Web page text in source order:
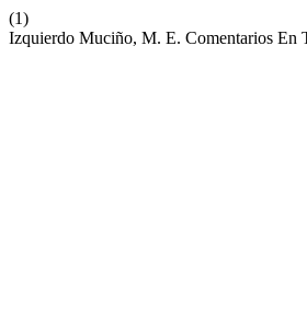
(1)
Izquierdo Muciño, M. E. Comentarios En